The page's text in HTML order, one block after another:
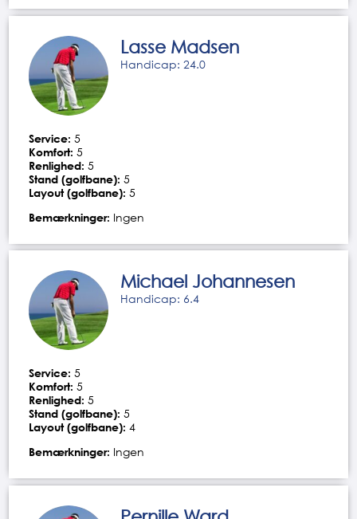
Lasse Madsen
Handicap: 24.0
Service: 5
Komfort: 5
Renlighed: 5
Stand (golfbane): 5
Layout (golfbane): 5
Bemærkninger: Ingen
Michael Johannesen
Handicap: 6.4
Service: 5
Komfort: 5
Renlighed: 5
Stand (golfbane): 5
Layout (golfbane): 4
Bemærkninger: Ingen